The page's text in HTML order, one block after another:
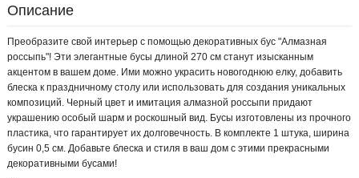
Описание
Преобразите свой интерьер с помощью декоративных бус "Алмазная
россыпь"! Эти элегантные бусы длиной 270 см станут изысканным
акцентом в вашем доме. Ими можно украсить новогоднюю елку, добавить
блеска к праздничному столу или использовать для создания уникальных
композиций. Черный цвет и имитация алмазной россыпи придают
украшению особый шарм и роскошный вид. Бусы изготовлены из прочного
пластика, что гарантирует их долговечность. В комплекте 1 штука, ширина
бусин 0,5 см. Добавьте блеска и стиля в ваш дом с этими прекрасными
декоративными бусами!